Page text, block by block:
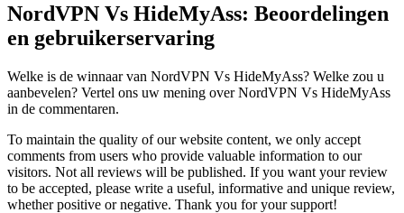
NordVPN Vs HideMyAss: Beoordelingen
en gebruikerservaring
Welke is de winnaar van NordVPN Vs HideMyAss? Welke zou u
aanbevelen? Vertel ons uw mening over NordVPN Vs HideMyAss
in de commentaren.
To maintain the quality of our website content, we only accept
comments from users who provide valuable information to our
visitors. Not all reviews will be published. If you want your review
to be accepted, please write a useful, informative and unique review,
whether positive or negative. Thank you for your support!